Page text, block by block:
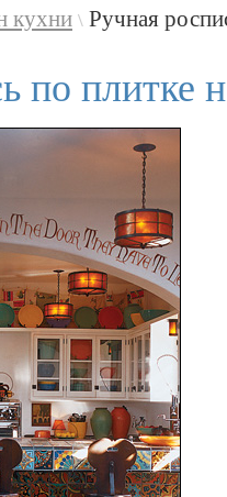
кухни \ Ручная
по плитке